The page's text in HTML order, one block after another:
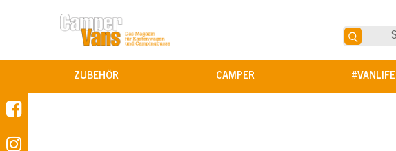
ZUBEHÖR CAMPER #VANLIFE